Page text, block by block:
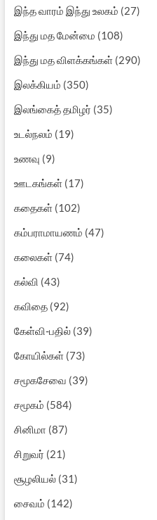
இந்த வாரம் இந்து உலகம் (27)
இந்து மத மேன்மை (108)
இந்து மத விளக்கங்கள்(290)
இலக்கியம் (350)
இலங்கைத் தமிழர் (35)
உடல்நலம் (19)
உணவு (9)
ஊடகங்கள்(17)
கதைகள்(102)
கம்பராமாயணம் (47)
கலைகள்(74)
கல்வி (43)
கவிதை(92)
கேள்வி-பதில்(39)
கோயில்கள்(73)
சமூகசேவை (39)
சமூகம் (584)
சினிமா (87)
சிறுவர் (21)
சூழலியல்(31)
சைவம் (142)